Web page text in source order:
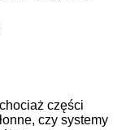
części
czy systemy